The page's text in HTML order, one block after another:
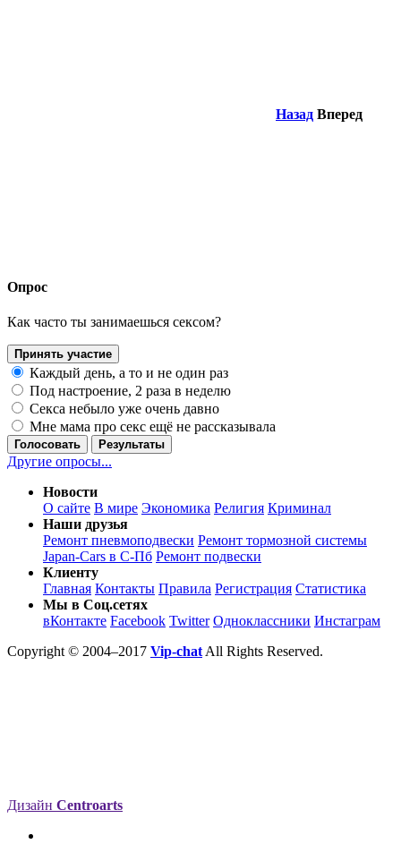
Назад Вперед
Опрос
Как часто ты занимаешься сексом?
Принять участие
Каждый день, а то и не один раз
Под настроение, 2 раза в неделю
Секса небыло уже очень давно
Мне мама про секс ещё не рассказывала
Голосовать Результаты
Другие опросы...
Новости
О сайте В мире Экономика Религия Криминал
Наши друзья
Ремонт пневмоподвески Ремонт тормозной системы
Japan-Cars в С-Пб Ремонт подвески
Клиенту
Главная Контакты Правила Регистрация Статистика
Мы в Соц.сетях
вКонтакте Facebook Twitter Одноклассники Инстаграм
Copyright © 2004–2017 Vip-chat All Rights Reserved.
Дизайн Centroarts